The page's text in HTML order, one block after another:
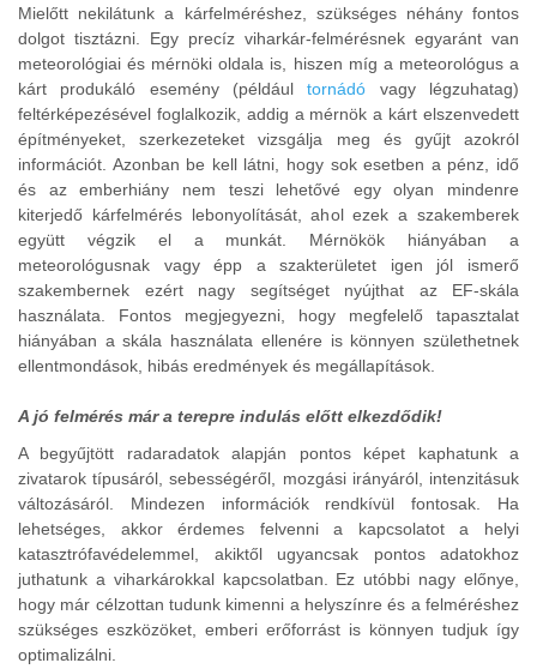
Mielőtt nekilátunk a kárfelméréshez, szükséges néhány fontos
dolgot tisztázni. Egy precíz viharkár-felmérésnek egyaránt van
meteorológiai és mérnöki oldala is, hiszen míg a meteorológus a
kárt produkáló esemény (példáultornádó vagy légzuhatag)
feltérképezésével foglalkozik, addig a mérnök a kárt elszenvedett
építményeket, szerkezeteket vizsgálja meg és gyűjt azokról
információt. Azonban be kell látni, hogy sok esetben a pénz, idő
és az emberhiány nem teszi lehetővé egy olyan mindenre
kiterjedő kárfelmérés lebonyolítását, ahol ezek a szakemberek
együtt végzik el a munkát. Mérnökök hiányában a
meteorológusnak vagy épp a szakterületet igen jól ismerő
szakembernek ezért nagy segítséget nyújthat az EF-skála
használata. Fontos megjegyezni, hogy megfelelő tapasztalat
hiányában a skála használata ellenére is könnyen születhetnek
ellentmondások, hibás eredmények és megállapítások.
A jó felmérés már a terepre indulás előtt elkezdődik!
A begyűjtött radaradatok alapján pontos képet kaphatunk a
zivatarok típusáról, sebességéről, mozgási irányáról, intenzitásuk
változásáról. Mindezen információk rendkívül fontosak. Ha
lehetséges, akkor érdemes felvenni a kapcsolatot a helyi
katasztrófavédelemmel, akiktől ugyancsak pontos adatokhoz
juthatunk a viharkárokkal kapcsolatban. Ez utóbbi nagy előnye,
hogy már célzottan tudunk kimenni a helyszínre és a felméréshez
szükséges eszközöket, emberi erőforrást is könnyen tudjuk így
optimalizálni.